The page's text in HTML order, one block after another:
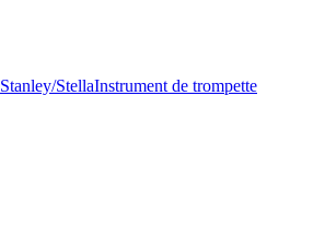
StellaInstrument de trompette